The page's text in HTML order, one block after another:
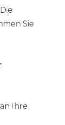
Sie
Ihre